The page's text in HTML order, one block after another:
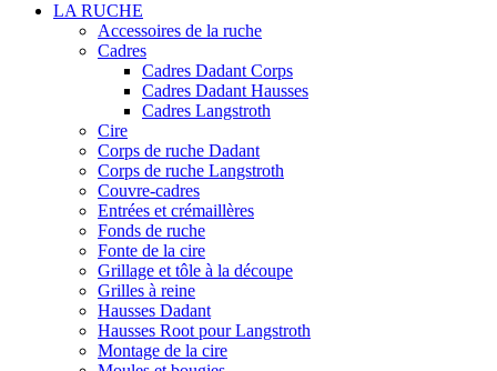
LA RUCHE
Accessoires de la ruche
Cadres
Cadres Dadant Corps
Cadres Dadant Hausses
Cadres Langstroth
Cire
Corps de ruche Dadant
Corps de ruche Langstroth
Couvre-cadres
Entrées et crémaillères
Fonds de ruche
Fonte de la cire
Grillage et tôle à la découpe
Grilles à reine
Hausses Dadant
Hausses Root pour Langstroth
Montage de la cire